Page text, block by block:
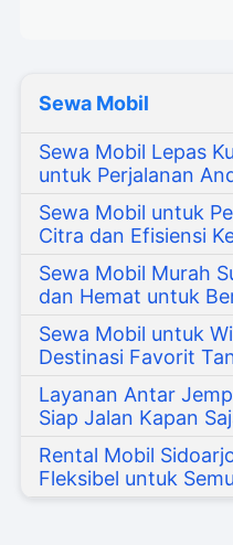
Sewa Mobil
Sewa Mobil Lepas
untuk Perjalanan
Sewa Mobil untuk
Citra dan Efisiensi
Sewa Mobil Murah
dan Hemat untuk
Sewa Mobil untuk
Destinasi Favorit
Layanan Antar
Siap Jalan Kapan
Rental Mobil
Fleksibel untuk